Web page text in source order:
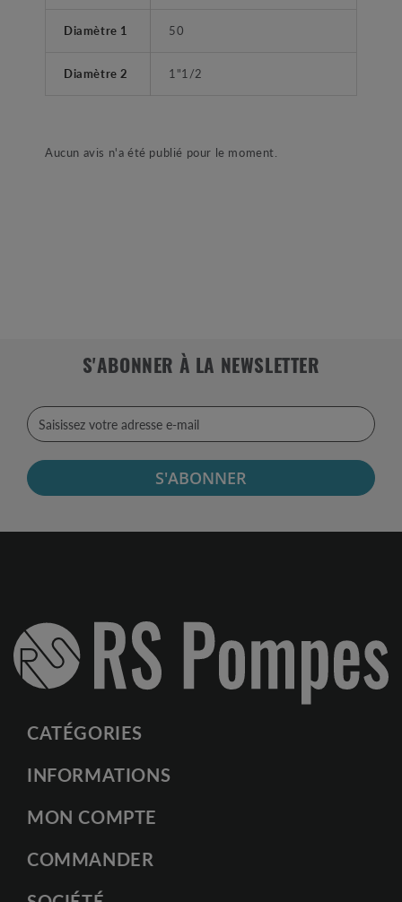
Diamètre 1 50
Diamètre 2 1"1/2
Aucun avis n'a été publié pour le moment.
S'ABONNER À LA NEWSLETTER
S'ABONNER
CATÉGORIES
INFORMATIONS
MON COMPTE
COMMANDER